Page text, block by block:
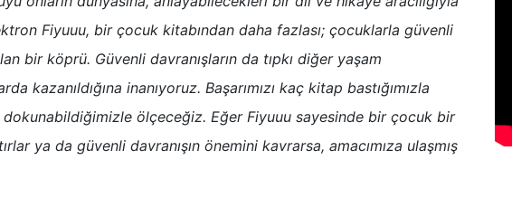
Fiyuuu, bir çocuk kitabından daha fazlası; çocuklarla güvenli
bir köprü. Güvenli davranışların da tıpkı diğer yaşam
kazanıldığına inanıyoruz. Başarımızı kaç kitap bastığımızla
ölçeceğiz. Eğer Fiyuuu sayesinde bir çocuk bir
ya da güvenli davranışın önemini kavrarsa, amacımıza ulaşmış